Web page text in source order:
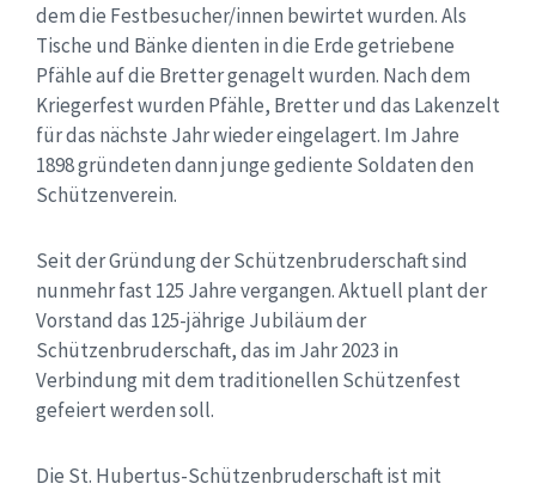
dem die Festbesucher/innen bewirtet wurden. Als
Tische und Bänke dienten in die Erde getriebene
Pfähle auf die Bretter genagelt wurden. Nach dem
Kriegerfest wurden Pfähle, Bretter und das Lakenzelt
für das nächste Jahr wieder eingelagert. Im Jahre
1898 gründeten dann junge gediente Soldaten den
Schützenverein.
Seit der Gründung der Schützenbruderschaft sind
nunmehr fast 125 Jahre vergangen. Aktuell plant der
Vorstand das 125-jährige Jubiläum der
Schützenbruderschaft, das im Jahr 2023 in
Verbindung mit dem traditionellen Schützenfest
gefeiert werden soll.
Die St. Hubertus-Schützenbruderschaft ist mit